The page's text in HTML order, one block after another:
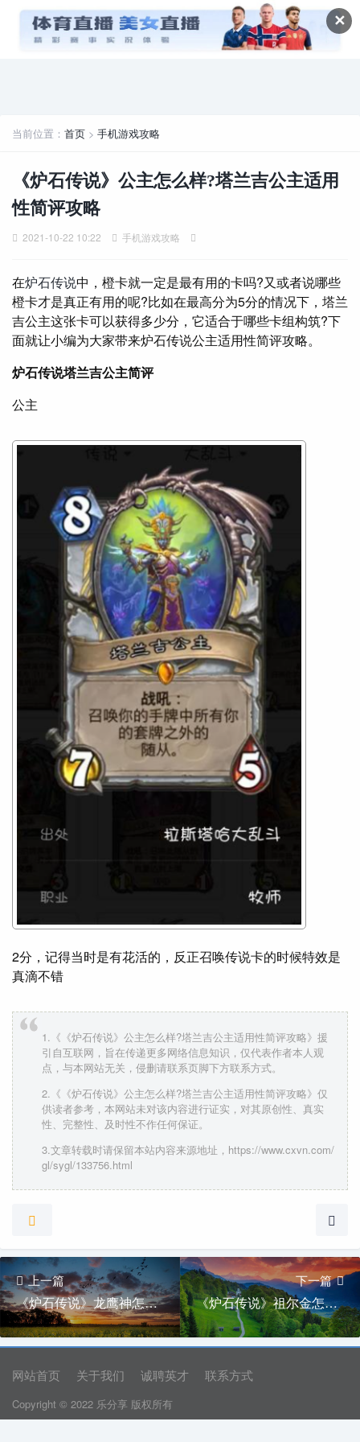
✕
当前位置： 首页 > 手机游戏攻略
《炉石传说》公主怎么样?塔兰吉公主适用
性简评攻略
2021-10-22 10:22 手机游戏攻略
在炉石传说中，橙卡就一定是最有用的卡吗?又或者说哪些
橙卡才是真正有用的呢?比如在最高分为5分的情况下，塔兰
吉公主这张卡可以获得多少分，它适合于哪些卡组构筑?下
面就让小编为大家带来炉石传说公主适用性简评攻略。
炉石传说塔兰吉公主简评
公主
2分，记得当时是有花活的，反正召唤传说卡的时候特效是
真滴不错
1.《《炉石传说》公主怎么样?塔兰吉公主适用性简评攻略》援
引自互联网，旨在传递更多网络信息知识，仅代表作者本人观
点，与本网站无关，侵删请联系页脚下方联系方式。
2.《《炉石传说》公主怎么样?塔兰吉公主适用性简评攻略》仅
供读者参考，本网站未对该内容进行证实，对其原创性、真实
性、完整性、及时性不作任何保证。
3.文章转载时请保留本站内容来源地址，https://www.cxvn.com/
gl/sygl/133756.html
上一篇
《炉石传说》龙鹰神怎么样?加亚莱龙鹰之神适用性简评攻略
下一篇
《炉石传说》祖尔金怎么样?祖尔金适用性简评攻略
网站首页 关于我们 诚聘英才 联系方式
Copyright © 2022 乐分享 版权所有